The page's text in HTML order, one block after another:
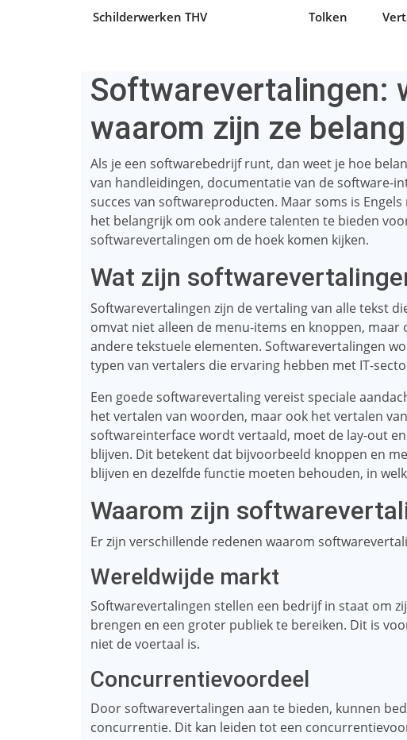
Schilderwerken THV Tolken
Softwarevertalingen:
waarom zijn ze
Als je een softwarebedrijf runt, dan weet je hoe
van handleidingen, documentatie van de software-
succes van softwareproducten. Maar soms is
het belangrijk om ook andere talenten te bieden
softwarevertalingen om de hoek komen kijken.
Wat zijn
Softwarevertalingen zijn de vertaling van alle tekst
omvat niet alleen de menu-items en knoppen,
andere tekstuele elementen. Softwarevertalingen
typen van vertalers die ervaring hebben met IT-
Een goede softwarevertaling vereist speciale
het vertalen van woorden, maar ook het vertalen
softwareinterface wordt vertaald, moet de lay-out
blijven. Dit betekent dat bijvoorbeeld knoppen en
blijven en dezelfde functie moeten behouden, in
Waarom zijn
Er zijn verschillende redenen waarom
Wereldwijde markt
Softwarevertalingen stellen een bedrijf in staat om
brengen en een groter publiek te bereiken. Dit is
niet de voertaal is.
Concurrentievoordeel
Door softwarevertalingen aan te bieden, kunnen
concurrentie. Dit kan leiden tot een